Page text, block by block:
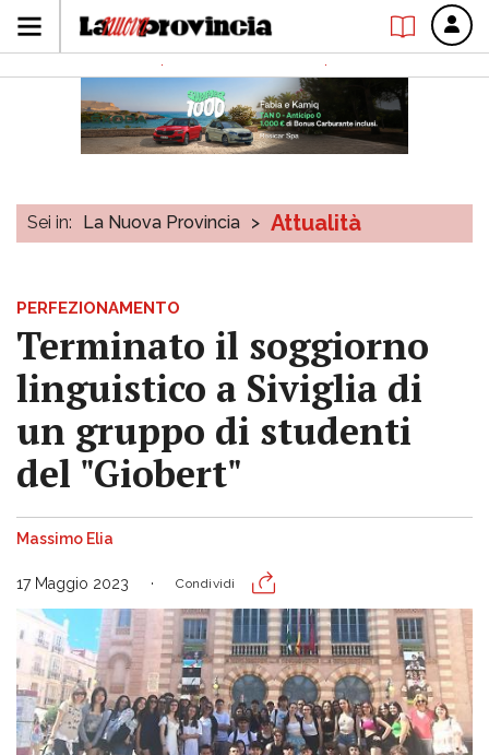
Sei in: La Nuova Provincia > Attualità
PERFEZIONAMENTO
Terminato il soggiorno
linguistico a Siviglia di
un gruppo di studenti
del "Giobert"
Massimo Elia
17 Maggio 2023 Condividi